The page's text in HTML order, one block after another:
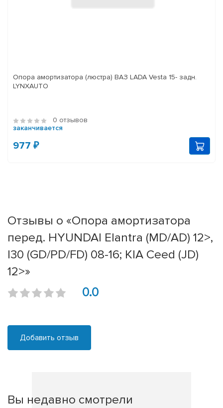
Опора амортизатора (люстра) ВАЗ LADA Vesta 15- задн.
LYNXAUTO
0 отзывов
заканчивается
977 ₽
Отзывы о «Опора амортизатора
перед. HYUNDAI Elantra (MD/AD) 12>,
I30 (GD/PD/FD) 08-16; KIA Ceed (JD)
12>»
0.0
Добавить отзыв
Вы недавно смотрели